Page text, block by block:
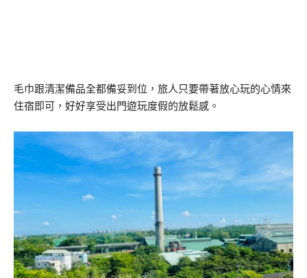
毛巾跟清潔備品全都備妥到位，旅人只要帶著放心玩的心情來
住宿即可，好好享受出門遊玩度假的放鬆感。